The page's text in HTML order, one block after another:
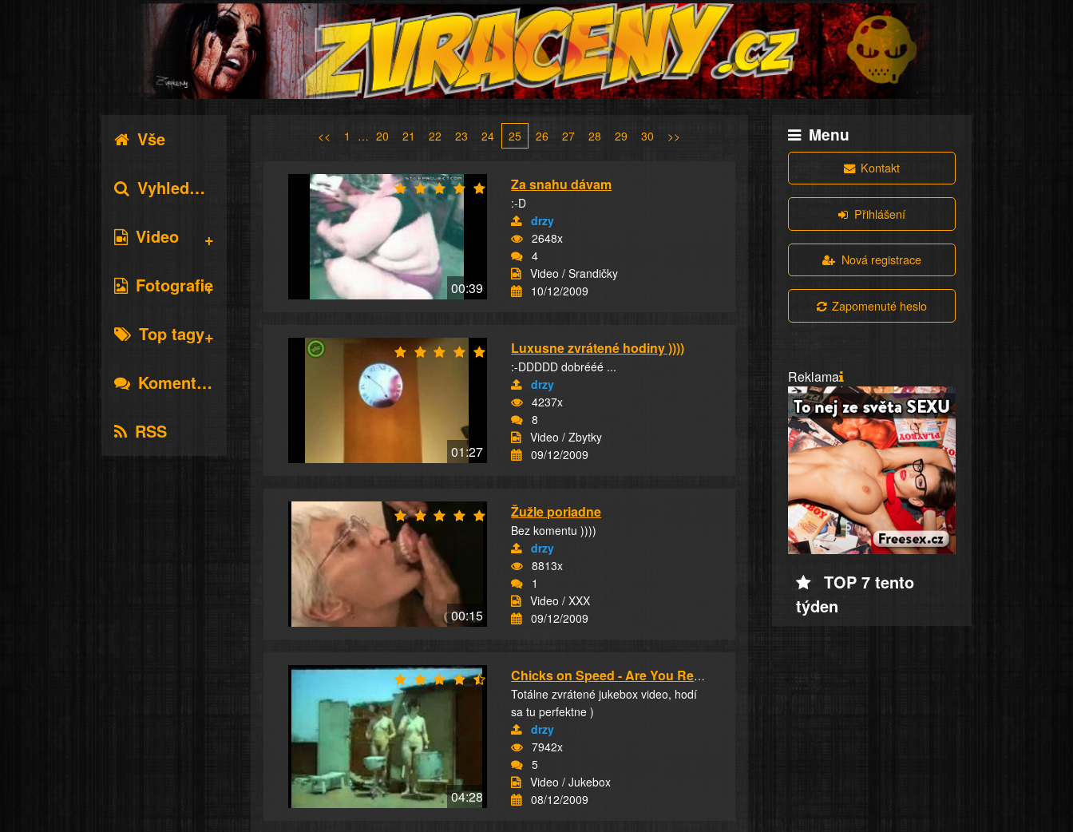
Vše
Vyhledávání
Video
Fotografie
Top tagy
Komentáře
RSS
<< 1 … 20 21 22 23 24 25 26 27 28 29 30 >>
00:39
Za snahu dávam
:-D
drzy
2648x
4
Video / Srandičky
10/12/2009
01:27
Luxusne zvrátené hodiny ))))
:-DDDDD dobrééé ...
drzy
4237x
8
Video / Zbytky
09/12/2009
00:15
Žužle poriadne
Bez komentu ))))
drzy
8813x
1
Video / XXX
09/12/2009
04:28
Chicks on Speed - Are You Real )
Totálne zvrátené jukebox video, hodí
sa tu perfektne )
drzy
7942x
5
Video / Jukebox
08/12/2009
Menu
Kontakt
Přihlášení
Nová registrace
Zapomenuté heslo
Reklama
TOP 7 tento
týden